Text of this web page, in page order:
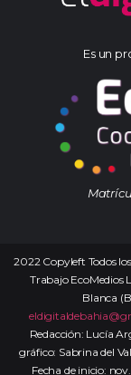
Es un
2022 Copyleft Todos
Trabajo EcoMedios
Blanca
Redacción: Lucía
gráfico: Sabrina del
Fecha de inicio: